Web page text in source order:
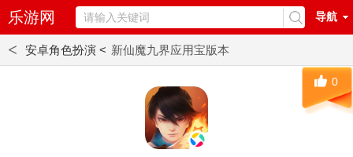
乐游网 导航
< 安卓角色扮演 < 新仙魔九界应用宝版本
0